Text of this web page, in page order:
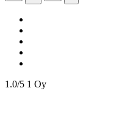
1.0/5 1 Oy